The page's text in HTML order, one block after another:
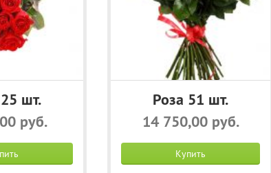
шт.
руб.
Роза 51 шт.
14 750,00 руб.
Купить